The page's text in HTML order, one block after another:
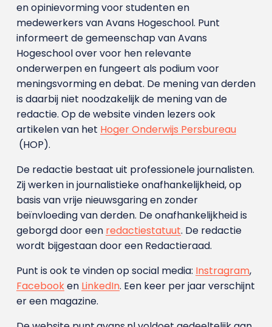
en opinievorming voor studenten en
medewerkers van Avans Hoge­school. Punt
informeert de gemeenschap van Avans
Hogeschool over voor hen relevante
onderwerpen en fungeert als podium voor
meningsvorming en debat. De mening van derden
is daarbij niet noodzakelijk de mening van de
redactie. Op de website vinden lezers ook
artikelen van het Hoger Onderwijs Persbureau
(HOP).
De redactie bestaat uit professionele journalisten.
Zij werken in journalistieke onafhankelijkheid, op
basis van vrije nieuwsgaring en zonder
beïnvloeding van derden. De onafhankelijkheid is
geborgd door een redactiestatuut. De redactie
wordt bijgestaan door een Redactieraad.
Punt is ook te vinden op social media: Instragram,
Facebooken LinkedIn. Een keer per jaar verschijnt
er een magazine.